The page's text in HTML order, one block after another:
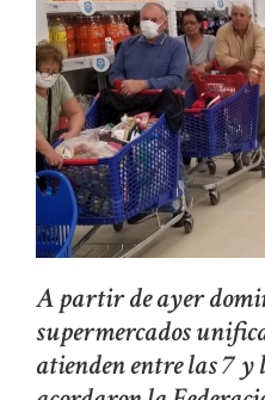
A partir de ayer
supermercados
atienden entre las 7 y